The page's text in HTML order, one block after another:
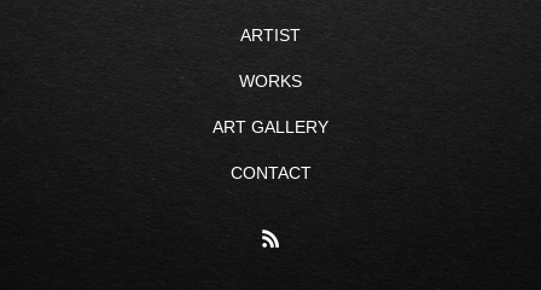
ARTIST
WORKS
ART GALLERY
CONTACT